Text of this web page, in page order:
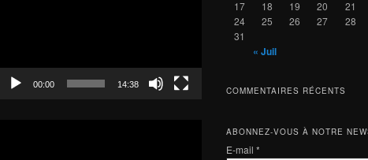
00:00 14:38
17
18 19 20 21
24
25 26 27 28
31
« Juil
COMMENTAIRES RÉCENTS
ABONNEZ-VOUS À NOTRE
E-mail *